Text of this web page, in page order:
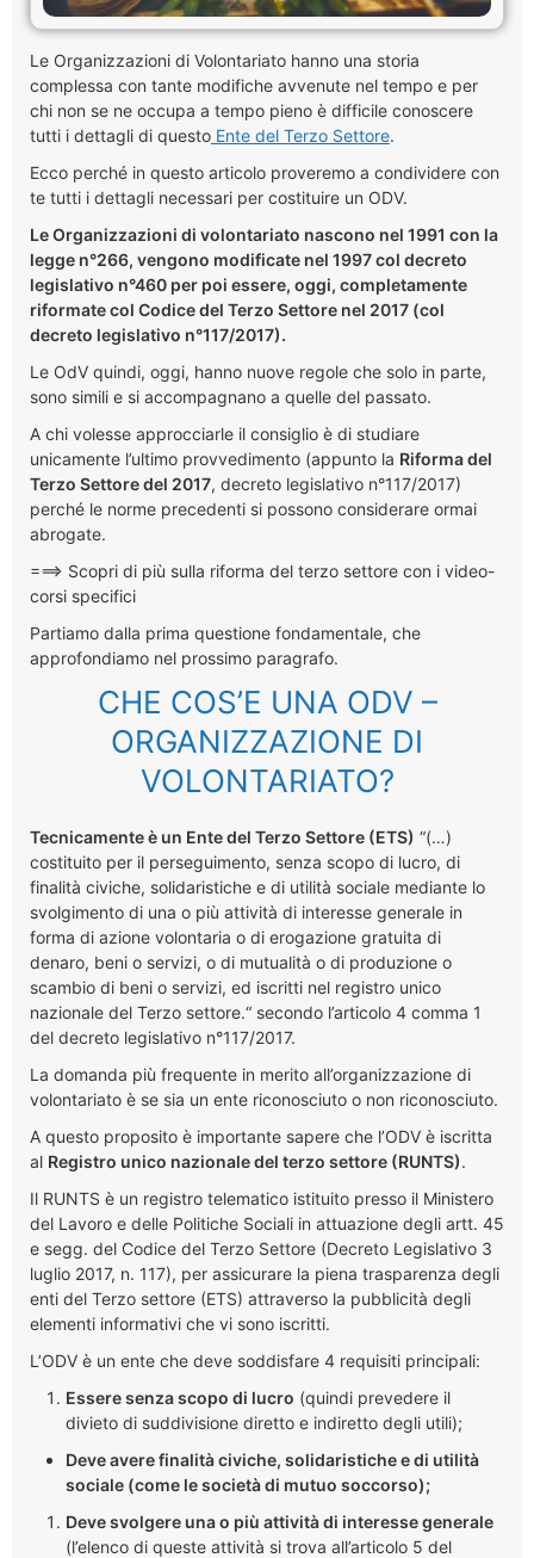
Le Organizzazioni di Volontariato hanno una storia
complessa con tante modifiche avvenute nel tempo e per
chi non se ne occupa a tempo pieno è difficile conoscere
tutti i dettagli di questo Ente del Terzo Settore.
Ecco perché in questo articolo proveremo a condividere con
te tutti i dettagli necessari per costituire un ODV.
Le Organizzazioni di volontariato nascono nel 1991 con la
legge n°266, vengono modificate nel 1997 col decreto
legislativo n°460 per poi essere, oggi, completamente
riformatecol Codice del Terzo Settore nel 2017 (col
decreto legislativo n°117/2017).
Le OdV quindi, oggi, hanno nuove regole che solo in parte,
sono simili e si accompagnano a quelle del passato.
A chi volesse approcciarle il consiglio è di studiare
unicamente l’ultimo provvedimento (appunto la Riforma del
Terzo Settore del 2017, decreto legislativo n°117/2017)
perché le norme precedenti si possono considerare ormai
abrogate.
===> Scopri di più sulla riforma del terzo settore con i video-
corsi specifici
Partiamo dalla prima questione fondamentale, che
approfondiamo nel prossimo paragrafo.
CHE COS’E UNA ODV –
ORGANIZZAZIONE DI
VOLONTARIATO?
Tecnicamente è un Ente del Terzo Settore (ETS) “(…)
costituito per il perseguimento, senza scopo di lucro, di
finalità civiche, solidaristiche e di utilità sociale mediante lo
svolgimento di una o più attività di interesse generale in
forma di azione volontaria o di erogazione gratuita di
denaro, beni o servizi, o di mutualità o di produzione o
scambio di beni o servizi, ed iscritti nel registro unico
nazionale del Terzo settore.“ secondo l’articolo 4 comma 1
del decreto legislativo n°117/2017.
La domanda più frequente in merito all’organizzazione di
volontariato è se sia un ente riconosciuto o non riconosciuto.
A questo proposito è importante sapere che l’ODV è iscritta
al Registro unico nazionale del terzo settore (RUNTS).
Il RUNTS è un registro telematico istituito presso il Ministero
del Lavoro e delle Politiche Sociali in attuazione degli artt. 45
e segg. del Codice del Terzo Settore (Decreto Legislativo 3
luglio 2017, n. 117), per assicurare la piena trasparenza degli
enti del Terzo settore (ETS) attraverso la pubblicità degli
elementi informativi che vi sono iscritti.
L’ODV è un ente che deve soddisfare 4 requisiti principali:
Essere senza scopo di lucro (quindi prevedere il
divieto di suddivisione diretto e indiretto degli utili);
Deve avere finalità civiche, solidaristiche e di utilità
sociale (come le società di mutuo soccorso);
Deve svolgere una o più attività di interesse generale
(l’elenco di queste attività si trova all’articolo 5 del